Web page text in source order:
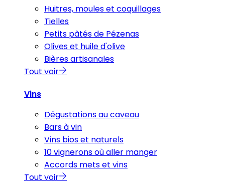
Huitres, moules et coquillages
Tielles
Petits pâtés de Pézenas
Olives et huile d'olive
Bières artisanales
Tout voir
Vins
Dégustations au caveau
Bars à vin
Vins bios et naturels
10 vignerons où aller manger
Accords mets et vins
Tout voir